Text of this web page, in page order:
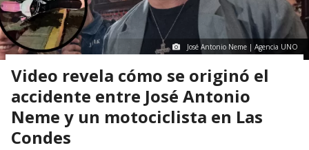
José Antonio Neme | Agencia UNO
Video revela cómo se originó el
accidente entre José Antonio
Neme y un motociclista en Las
Condes